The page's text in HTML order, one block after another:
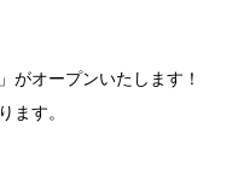
がオープンいたします！
ます。